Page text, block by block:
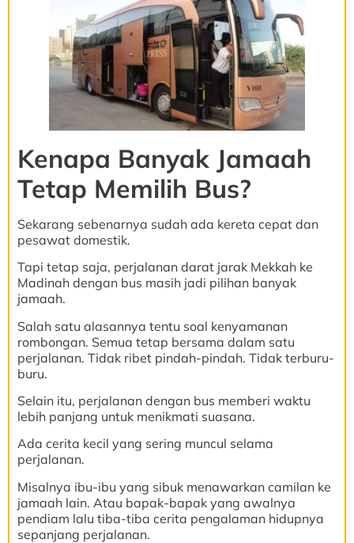
Kenapa Banyak Jamaah
Tetap Memilih Bus?
Sekarang sebenarnya sudah ada kereta cepat dan
pesawat domestik.
Tapi tetap saja, perjalanan darat jarak Mekkah ke
Madinah dengan bus masih jadi pilihan banyak
jamaah.
Salah satu alasannya tentu soal kenyamanan
rombongan. Semua tetap bersama dalam satu
perjalanan. Tidak ribet pindah-pindah. Tidak terburu-
buru.
Selain itu, perjalanan dengan bus memberi waktu
lebih panjang untuk menikmati suasana.
Ada cerita kecil yang sering muncul selama
perjalanan.
Misalnya ibu-ibu yang sibuk menawarkan camilan ke
jamaah lain. Atau bapak-bapak yang awalnya
pendiam lalu tiba-tiba cerita pengalaman hidupnya
sepanjang perjalanan.